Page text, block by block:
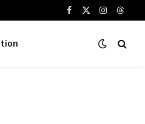
Facebook
X
Instagram